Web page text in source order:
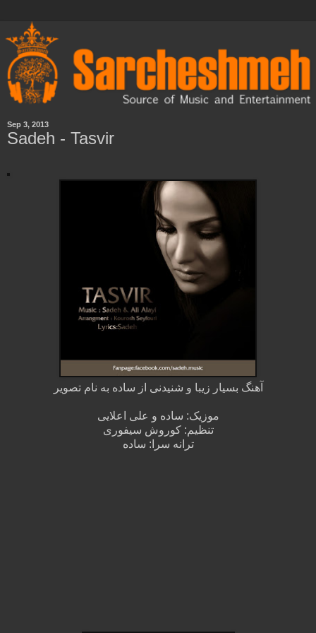
Sep 3, 2013
Sadeh - Tasvir
آهنگ بسیار زیبا و شنیدنی از ساده به نام تصویر
موزیک: ساده و علی اعلایی
تنظیم: کوروش سیفوری
ترانه سرا: ساده